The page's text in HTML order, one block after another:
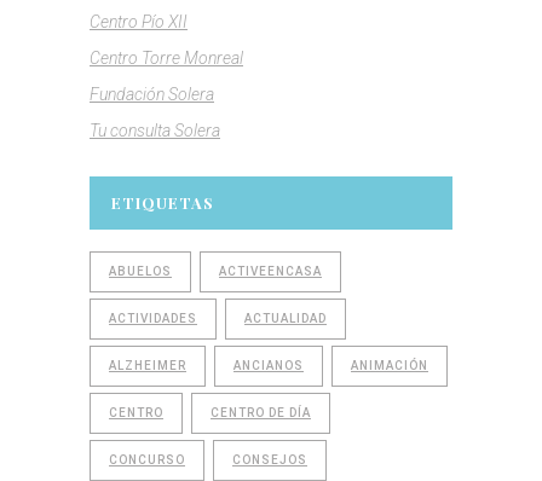
Centro Pío XII
Centro Torre Monreal
Fundación Solera
Tu consulta Solera
ETIQUETAS
ABUELOS ACTIVEENCASA
ACTIVIDADES ACTUALIDAD
ALZHEIMER ANCIANOS ANIMACIÓN
CENTRO CENTRO DE DÍA
CONCURSO CONSEJOS